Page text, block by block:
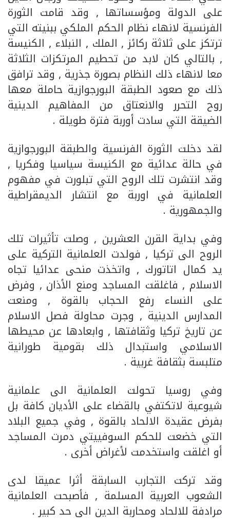
على الدولة ومؤسساتها , وقد قامت الثورة
الفرنسية لانهاء نظام الحكم الملكي ببنيته التي
ترتكز على ثلاثة ركائز , الملك , النبلاء , الكنيسة
, بالتالي كان لابد من تحطيم المرتكزات الثلاثة
معا لانهاء ذلك النظام بصورة جذرية , وقد ترافق
ذلك مع صعود الطبقة البورجوازية حاملة معها
روح التحرر والانعتاق من المفاهيم الدينية
الضيقة التي سادت أوربة فترة طويلة .
لقد دخلت الثورة الفرنسية والطبقة البورجوازية
في حالة عدائية مع الكنيسة سياسيا وفكريا ,
وقد انتشرت تلك الروح التي تبلورت في مفهوم
العلمانية في اوربة مع انتشار الديمقراطية
والجمهورية .
وفي بداية القرن العشرين , وصلت تأثيرات تلك
الروح الى تركيا , فولدت العلمانية التركية على
يد كمال اتاتورك , واتخذت منحى عدائيا تجاه
الاسلام , فاغلقت المساجد ومنع الأذان , وفرض
على النساء رفع الحجاب بالقوة , ومنعت
المدارس الدينية , وجرت محاولة فصل الاسلام
عن تاريخ تركيا وثقافتها , وابعادها عن محيطها
الاسلامي واستبدال ذلك بقومية طورانية
متلبسة بثقافة غربية .
وفي روسيا تحولت العلمانية الى علمانية
شيوعية لاتكتفي بالقضاء على الأديان كافة بل
بفرض عقيدة الالحاد بالقوة , وفي جميع البلاد
التي خضعت للحكم السوفييتي دمرت المساجد
أو اغلقت واستخدمت لأغراض أخرى .
وقد تركت التجارب السابقة أثرا عميقا لدى
الشعوب العربية المسلمة , فأصبحت العلمانية
مرادفة للالحاد ومحاربة الدين الى حد كبير .